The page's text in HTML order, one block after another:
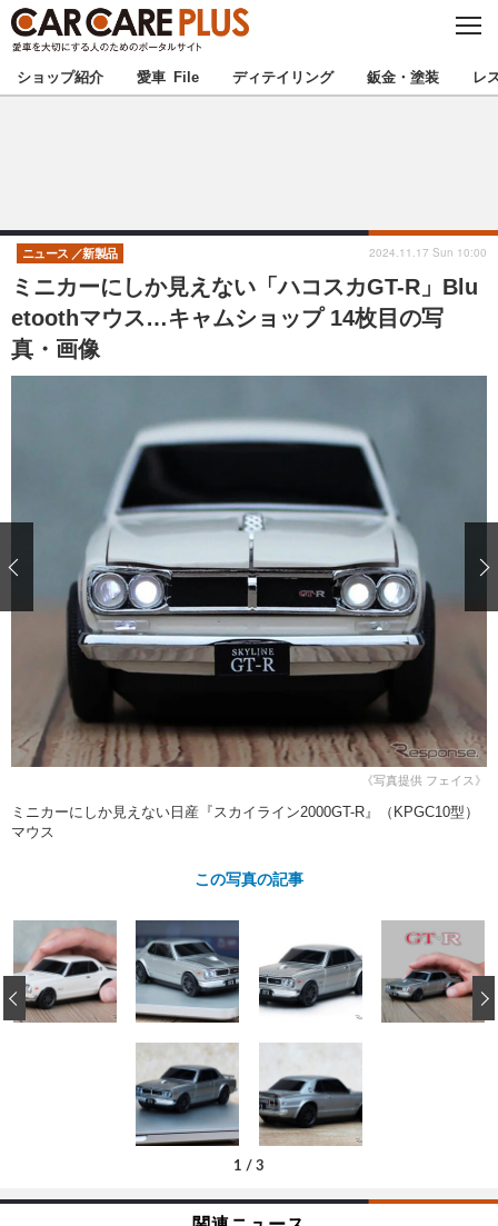
C
S
E
★カーケアプラス認定★ 厳選プロショップを地域から探す
甲信越 北陸
東海 関西
中国
ショップレポート 愛車 File
自動車豆知識 ストップ！不具合修理＆粗悪修理
鈑金・塗装
ディテイリング
ディテイリング
ヘッドライト磨き コーティング
フィルム・ラッピング
鈑金・塗装
小キズ直し 防錆
特集記事
ストップ 不具合修理＆粗悪修理
カーメーカー「旧車」関連プロジェ
クト
コラム
ショップ紹介
ショップレポート プロショップ検索
レストア
カーメーカー「旧車」関連プロジ
ェクト
コラム
インタビュー
イベント
イベントレポート
ショップ紹介 愛車 File ディテイリング 鈑金・塗装 レ
ミニカーにしか見えない「ハコスカGT-R」Blu
etoothマウス…キャムショップ 14枚目の写
真・画像
ニュース 新製品 2024.11.17 Sun 10:00
《写真提供 フェイス》
ミニカーにしか見えない日産『スカイライン2000GT-R』（KPGC10型）
マウス
この写真の記事
1 / 3
‹
関連ニュース